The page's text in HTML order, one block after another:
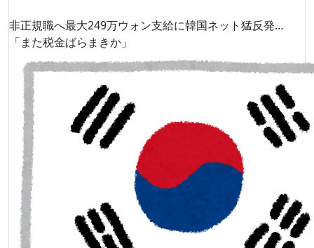
非正規職へ最大249万ウォン支給に韓国ネット猛反発…
「また税金ばらまきか」